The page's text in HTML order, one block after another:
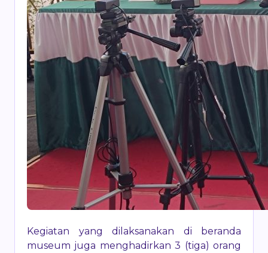
Kegiatan yang dilaksanakan di beranda
museum juga menghadirkan 3 (tiga) orang